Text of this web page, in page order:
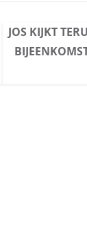
JOS KIJKT